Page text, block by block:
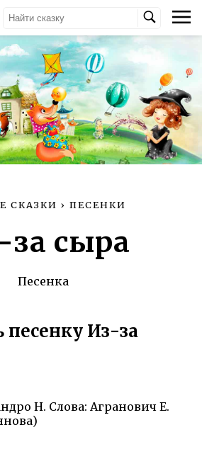
СКАЗКИ › ПЕСЕНКИ
сыра
Песенка
песенку Из-за
Н. Слова: Агранович Е.